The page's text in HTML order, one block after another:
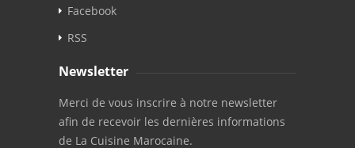
Facebook
RSS
Newsletter
Merci de vous inscrire à notre newsletter
afin de recevoir les dernières informations
de La Cuisine Marocaine.